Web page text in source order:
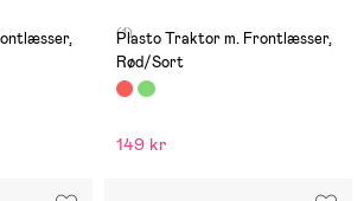
(1)
Plasto Traktor m. Frontlæsser,
Rød/Sort
149 kr